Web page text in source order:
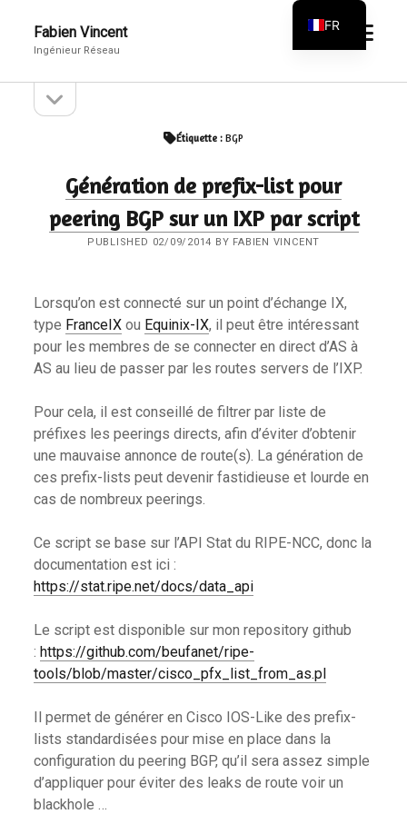
Fabien Vincent
Ingénieur Réseau
open
menu
Sidebarsidebar
Étiquette : BGP
Génération de prefix-list pour
peering BGP sur un IXP par script
PUBLISHED 02/09/2014 BY FABIEN VINCENT
Lorsqu’on est connecté sur un point d’échange IX,
type FranceIX ou Equinix-IX, il peut être intéressant
pour les membres de se connecter en direct d’AS à
AS au lieu de passer par les routes servers de l’IXP.
Pour cela, il est conseillé de filtrer par liste de
préfixes les peerings directs, afin d’éviter d’obtenir
une mauvaise annonce de route(s). La génération de
ces prefix-lists peut devenir fastidieuse et lourde en
cas de nombreux peerings.
Ce script se base sur l’API Stat du RIPE-NCC, donc la
documentation est ici :
https://stat.ripe.net/docs/data_api
Le script est disponible sur mon repository github
:https://github.com/beufanet/ripe-
tools/blob/master/cisco_pfx_list_from_as.pl
Il permet de générer en Cisco IOS-Like des prefix-
lists standardisées pour mise en place dans la
configuration du peering BGP, qu’il sera assez simple
d’appliquer pour éviter des leaks de route voir un
blackhole …
FR
EN